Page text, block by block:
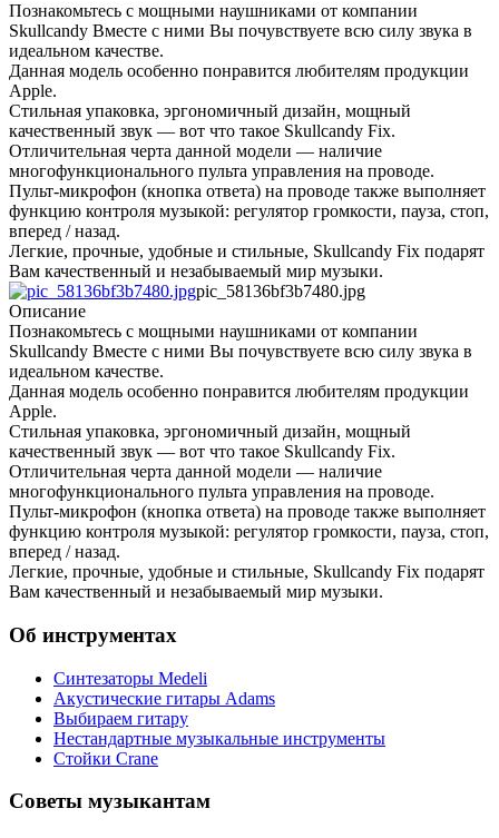
Познакомьтесь с мощными наушниками от компании
Skullcandy Вместе с ними Вы почувствуете всю силу звука в
идеальном качестве.
Данная модель особенно понравится любителям продукции
Apple.
Стильная упаковка, эргономичный дизайн, мощный
качественный звук — вот что такое Skullcandy Fix.
Отличительная черта данной модели — наличие
многофункционального пульта управления на проводе.
Пульт-микрофон (кнопка ответа) на проводе также выполняет
функцию контроля музыкой: регулятор громкости, пауза, стоп,
вперед / назад.
Легкие, прочные, удобные и стильные, Skullcandy Fix подарят
Вам качественный и незабываемый мир музыки.
pic_58136bf3b7480.jpg
Описание
Познакомьтесь с мощными наушниками от компании
Skullcandy Вместе с ними Вы почувствуете всю силу звука в
идеальном качестве.
Данная модель особенно понравится любителям продукции
Apple.
Стильная упаковка, эргономичный дизайн, мощный
качественный звук — вот что такое Skullcandy Fix.
Отличительная черта данной модели — наличие
многофункционального пульта управления на проводе.
Пульт-микрофон (кнопка ответа) на проводе также выполняет
функцию контроля музыкой: регулятор громкости, пауза, стоп,
вперед / назад.
Легкие, прочные, удобные и стильные, Skullcandy Fix подарят
Вам качественный и незабываемый мир музыки.
Об инструментах
Синтезаторы Мedeli
Акустические гитары Adams
Выбираем гитару
Нестандартные музыкальные инструменты
Стойки Crane
Советы музыкантам